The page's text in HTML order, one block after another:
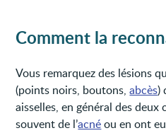
Comment la
Vous remarquez des lésions
(points noirs, boutons,abcès)
aisselles, en général des deux
souvent de l’acnéou en ont